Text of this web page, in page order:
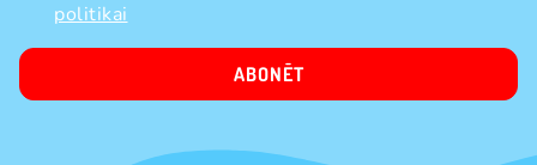
politikai
ABONĒT